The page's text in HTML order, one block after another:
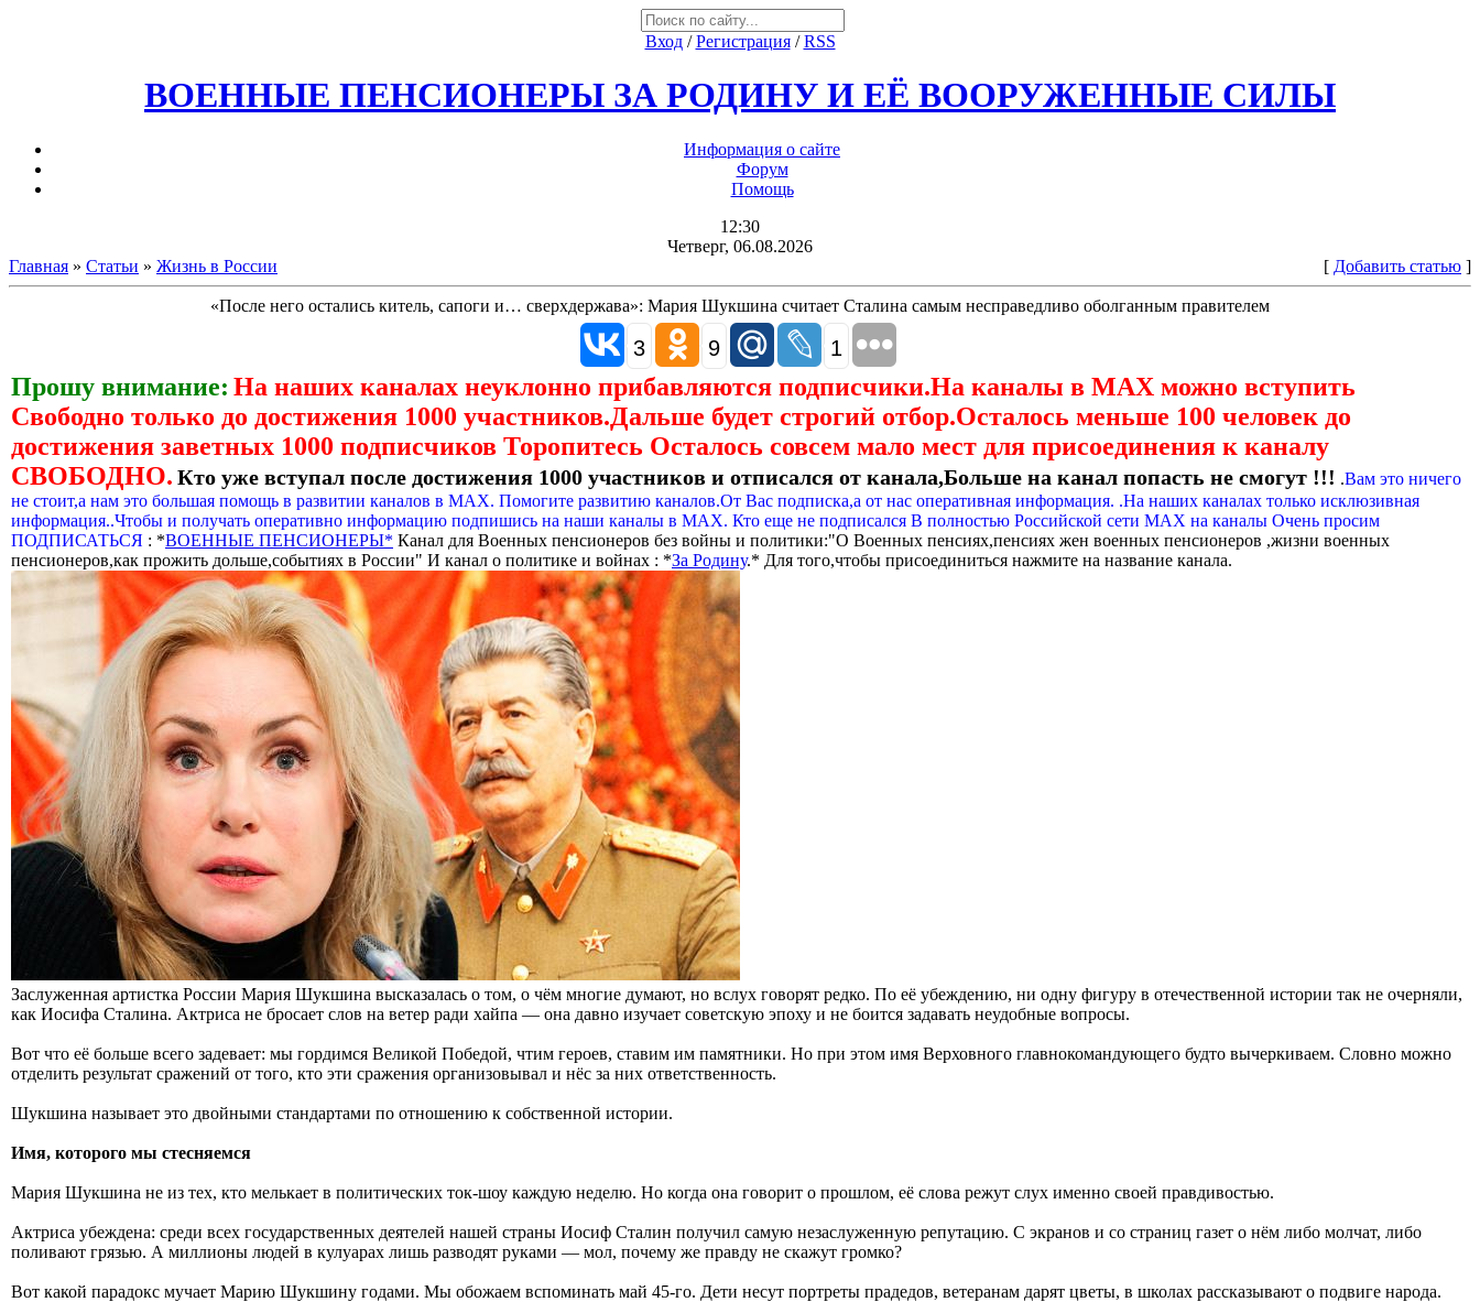
Вход/Регистрация/RSS
ВОЕННЫЕ ПЕНСИОНЕРЫ ЗА РОДИНУ И ЕЁ ВООРУЖЕННЫЕ СИЛЫ
Информация о сайте
Форум
Помощь
12:30
Четверг, 06.08.2026
Главная » Статьи » Жизнь в России [ Добавить статью ]
«После него остались китель, сапоги и… сверхдержава»: Мария Шукшина считает Сталина самым несправедливо оболганным правителем
3 9 1
Прошу внимание: На наших каналах неуклонно прибавляются подписчики.На каналы в МАХ можно вступить
Свободно только до достижения 1000 участников.Дальше будет строгий отбор.Осталось меньше 100 человек до
достижения заветных 1000 подписчиков Торопитесь Осталось совсем мало мест для присоединения к каналу
СВОБОДНО. Кто уже вступал после достижения 1000 участников и отписался от канала,Больше на канал попасть не смогут !!! .Вам это ничего
не стоит,а нам это большая помощь в развитии каналов в МАХ. Помогите развитию каналов.От Вас подписка,а от нас оперативная информация. .На наших каналах только исклюзивная
информация..Чтобы и получать оперативно информацию подпишись на наши каналы в МАХ. Кто еще не подписался В полностью Российской сети МАХ на каналы Очень просим
ПОДПИСАТЬСЯ : *ВОЕННЫЕ ПЕНСИОНЕРЫ* Канал для Военных пенсионеров без войны и политики:"О Военных пенсиях,пенсиях жен военных пенсионеров ,жизни военных
пенсионеров,как прожить дольше,событиях в России" И канал о политике и войнах : *За Родину.* Для того,чтобы присоединиться нажмите на название канала.
Заслуженная артистка России Мария Шукшина высказалась о том, о чём многие думают, но вслух говорят редко. По её убеждению, ни одну фигуру в отечественной истории так не очерняли,
как Иосифа Сталина. Актриса не бросает слов на ветер ради хайпа — она давно изучает советскую эпоху и не боится задавать неудобные вопросы.
Вот что её больше всего задевает: мы гордимся Великой Победой, чтим героев, ставим им памятники. Но при этом имя Верховного главнокомандующего будто вычеркиваем. Словно можно
отделить результат сражений от того, кто эти сражения организовывал и нёс за них ответственность.
Шукшина называет это двойными стандартами по отношению к собственной истории.
Имя, которого мы стесняемся
Мария Шукшина не из тех, кто мелькает в политических ток-шоу каждую неделю. Но когда она говорит о прошлом, её слова режут слух именно своей правдивостью.
Актриса убеждена: среди всех государственных деятелей нашей страны Иосиф Сталин получил самую незаслуженную репутацию. С экранов и со страниц газет о нём либо молчат, либо
поливают грязью. А миллионы людей в кулуарах лишь разводят руками — мол, почему же правду не скажут громко?
Вот какой парадокс мучает Марию Шукшину годами. Мы обожаем вспоминать май 45-го. Дети несут портреты прадедов, ветеранам дарят цветы, в школах рассказывают о подвиге народа.